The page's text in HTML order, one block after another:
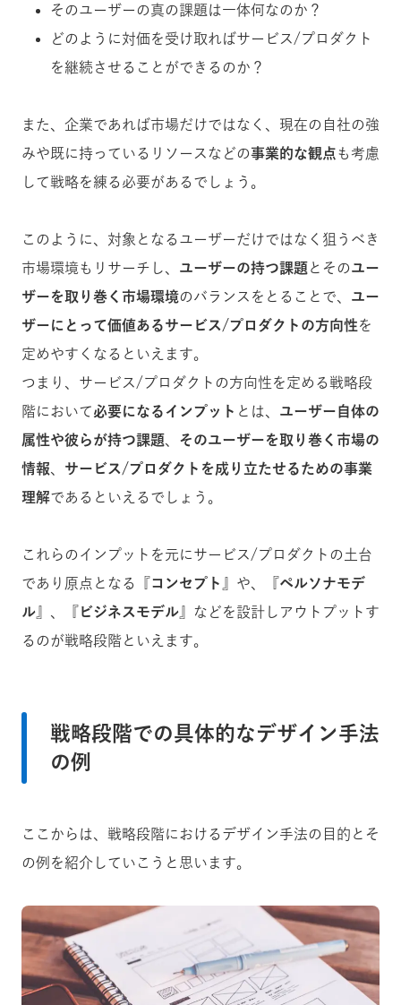
そのユーザーの真の課題は一体何なのか？
どのように対価を受け取ればサービス/プロダクト
を継続させることができるのか？
また、企業であれば市場だけではなく、現在の自社の強
みや既に持っているリソースなどの事業的な観点も考慮
して戦略を練る必要があるでしょう。
このように、対象となるユーザーだけではなく狙うべき
市場環境もリサーチし、 ユーザーの持つ課題 とそのユー
ザーを取り巻く市場環境のバランスをとることで、 ユー
ザーにとって価値あるサービス/プロダクトの方向性を
定めやすくなるといえます。
つまり、サービス/プロダクトの方向性を定める戦略段
階において必要になるインプット とは、 ユーザー自体の
属性や彼らが持つ課題
そのユーザーを取り巻く市場の
情報
サービス/プロダクトを成り立たせるための事業
理解であるといえるでしょう。
これらのインプットを元にサービス/プロダクトの土台
であり原点となる『コンセプト 』や、『ペルソナモデ
ル 』、『ビジネスモデル 』などを設計しアウトプットす
るのが戦略段階といえます。
戦略段階での具体的なデザイン手法
の例
ここからは、戦略段階におけるデザイン手法の目的とそ
の例を紹介していこうと思います。